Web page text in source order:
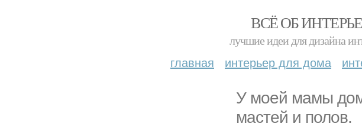
ВСЁ ОБ
лучшие идеи для дизайна
главная интерьер для дома
У моей мамы
мастей и полов.